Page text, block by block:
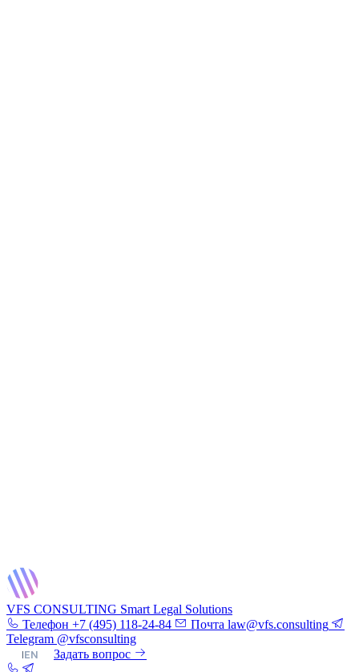
VFS CONSULTING Smart Legal Solutions
Телефон +7 (495) 118-24-84 Почта law@vfs.consulting
Telegram @vfsconsulting
|EN Задать вопрос